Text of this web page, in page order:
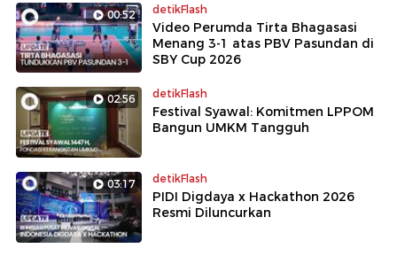
00:52 detikFlash
Video Perumda Tirta Bhagasasi
Menang 3-1 atas PBV Pasundan di
SBY Cup 2026
02:56 detikFlash
Festival Syawal: Komitmen LPPOM
Bangun UMKM Tangguh
03:17 detikFlash
PIDI Digdaya x Hackathon 2026
Resmi Diluncurkan